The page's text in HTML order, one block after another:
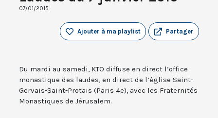
07/01/2015
Partager
Ajouter à ma playlist
Du mardi au samedi, KTO diffuse en direct l’office
monastique des laudes, en direct de l’église Saint-
Gervais-Saint-Protais (Paris 4e), avec les Fraternités
Monastiques de Jérusalem.